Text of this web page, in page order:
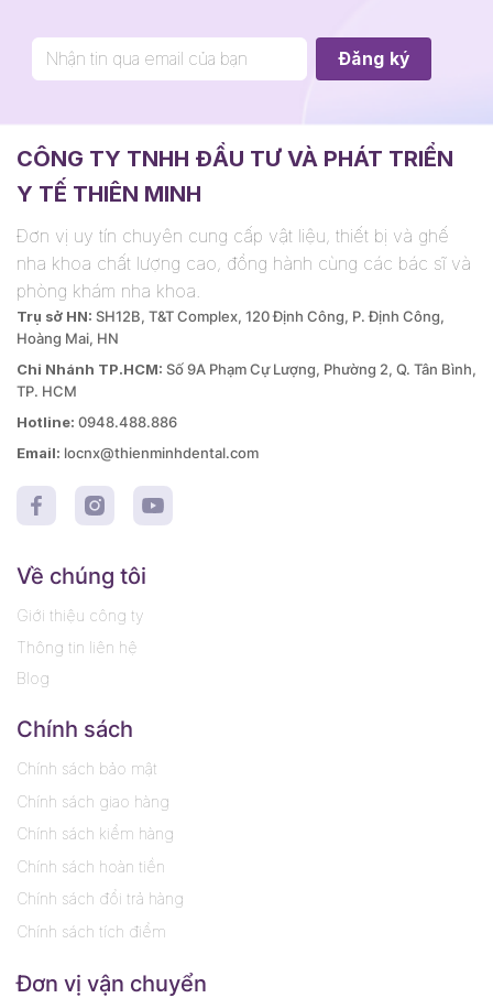
CÔNG TY TNHH ĐẦU TƯ VÀ PHÁT TRIỂN
Y TẾ THIÊN MINH
Đơn vị uy tín chuyên cung cấp vật liệu, thiết bị và ghế
nha khoa chất lượng cao, đồng hành cùng các bác sĩ và
phòng khám nha khoa.
Trụ sở HN: SH12B, T&T Complex, 120 Định Công, P. Định Công,
Hoàng Mai, HN
Chi Nhánh TP.HCM: Số 9A Phạm Cự Lượng, Phường 2, Q. Tân Bình,
TP. HCM
Hotline: 0948.488.886
Email: locnx@thienminhdental.com
Về chúng tôi
Giới thiệu công ty
Thông tin liên hệ
Blog
Chính sách
Chính sách bảo mật
Chính sách giao hàng
Chính sách kiểm hàng
Chính sách hoàn tiền
Chính sách đổi trả hàng
Chính sách tích điểm
Đơn vị vận chuyển